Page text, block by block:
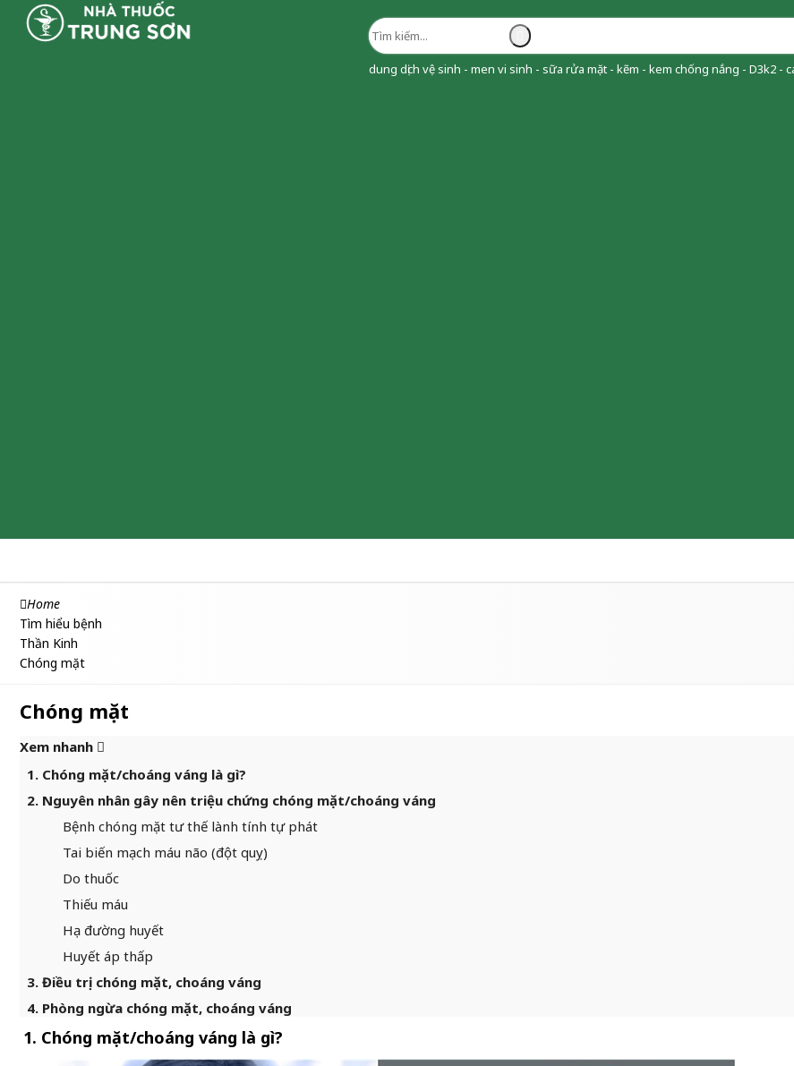
dung dịch vệ sinh - men vi sinh - sữa rửa mặt - kẽm - kem chống nắng - D3k2 -
Home
Tìm hiểu bệnh
Thần Kinh
Chóng mặt
Chóng mặt
Xem nhanh
1. Chóng mặt/choáng váng là gì?
2. Nguyên nhân gây nên triệu chứng chóng mặt/choáng váng
Bệnh chóng mặt tư thế lành tính tự phát
Tai biến mạch máu não (đột quỵ)
Do thuốc
Thiếu máu
Hạ đường huyết
Huyết áp thấp
3. Điều trị chóng mặt, choáng váng
4. Phòng ngừa chóng mặt, choáng váng
1. Chóng mặt/choáng váng là gì?